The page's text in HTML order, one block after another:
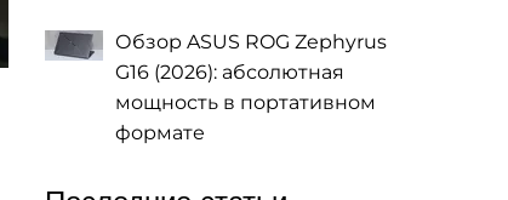
Обзор ASUS ROG Zephyrus
G16 (2026): абсолютная
мощность в портативном
формате